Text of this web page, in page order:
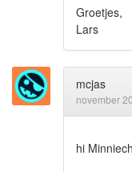
Groetjes,
Lars
mcjas
november
hi